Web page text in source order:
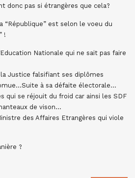
donc pas si étrangères que cela?
“République” est selon le voeu du
!
Nationale qui ne sait pas faire
Justice falsifiant ses diplômes
à sa défaite électorale…
qui se réjouit du froid car ainsi les SDF
de vison…
des Affaires Etrangères qui viole
?